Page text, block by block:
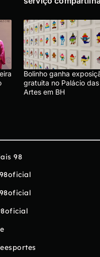
Bolinho ganha
gratuita no Palácio das
Artes em BH
98